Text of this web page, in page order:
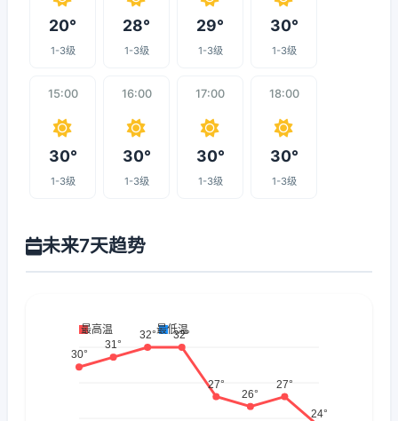
20°
1-3级
28°
1-3级
29°
1-3级
30°
1-3级
15:00
30°
1-3级
16:00
30°
1-3级
17:00
30°
1-3级
18:00
30°
1-3级
未来7天趋势